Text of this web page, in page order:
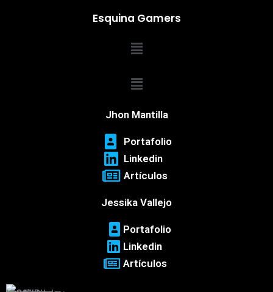
Esquina Gamers
Menú
Menú
Jhon Mantilla
Portafolio
Linkedin
Artículos
Jessika Vallejo
Portafolio
Linkedin
Artículos